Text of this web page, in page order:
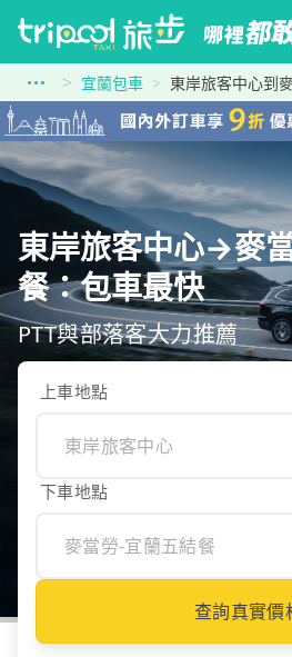
宜蘭包車 東岸旅客中心到
東岸旅客中心→麥
餐：包車最快
PTT與部落客大力推薦
上車地點
下車地點
查詢真實價